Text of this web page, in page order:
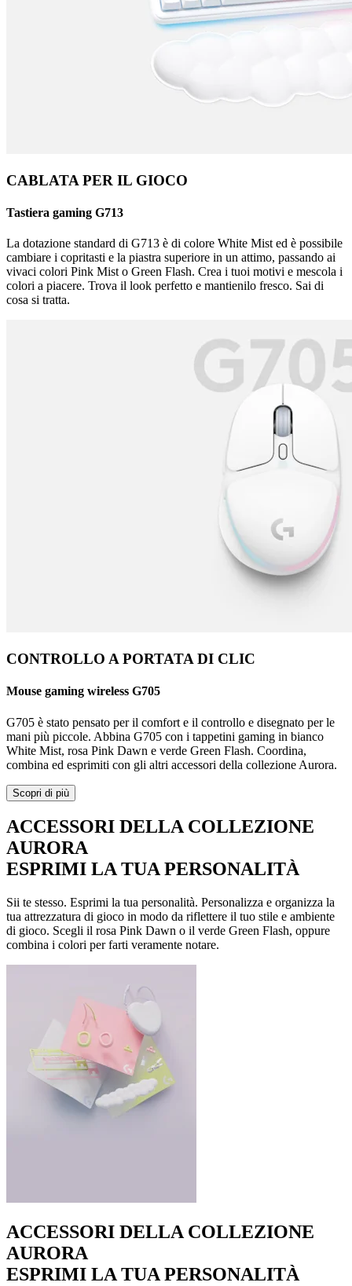
CABLATA PER IL GIOCO
Tastiera gaming G713
La dotazione standard di G713 è di colore White Mist ed è possibile
cambiare i copritasti e la piastra superiore in un attimo, passando ai
vivaci colori Pink Mist o Green Flash. Crea i tuoi motivi e mescola i
colori a piacere. Trova il look perfetto e mantienilo fresco. Sai di
cosa si tratta.
CONTROLLO A PORTATA DI CLIC
Mouse gaming wireless G705
G705 è stato pensato per il comfort e il controllo e disegnato per le
mani più piccole. Abbina G705 con i tappetini gaming in bianco
White Mist, rosa Pink Dawn e verde Green Flash. Coordina,
combina ed esprimiti con gli altri accessori della collezione Aurora.
Scopri di più
ACCESSORI DELLA COLLEZIONE
AURORA
ESPRIMI LA TUA PERSONALITÀ
Sii te stesso. Esprimi la tua personalità. Personalizza e organizza la
tua attrezzatura di gioco in modo da riflettere il tuo stile e ambiente
di gioco. Scegli il rosa Pink Dawn o il verde Green Flash, oppure
combina i colori per farti veramente notare.
ACCESSORI DELLA COLLEZIONE
AURORA
ESPRIMI LA TUA PERSONALITÀ